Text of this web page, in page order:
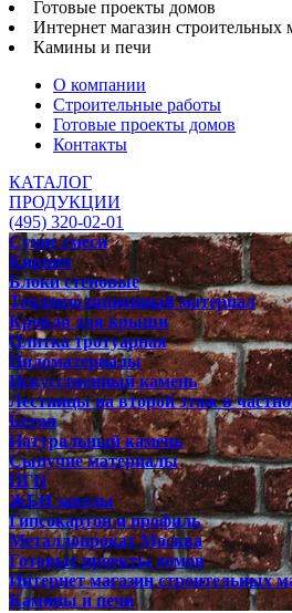
Готовые проекты домов
Интернет магазин строительных
Камины и печи
О компании
Строительные работы
Готовые проекты домов
Контакты
КАТАЛОГ
ПРОДУКЦИИ
(495) 320-02-01
Сухие смеси
Кирпич
Блоки стеновые
Теплоизоляционный материал
Кровля для крыши
Плитка тротуарная
Пиломатериалы
Искусственный камень
Лестницы на второй этаж в
Бетон
Натуральный камень
Сыпучие материалы
ПГП
ЖБИ заводы
Гипсокартон и профиль
Металлопрокат Москва
Готовые проекты домов
Интернет магазин строительных
Камины и печи